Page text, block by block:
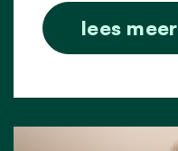
lees meer